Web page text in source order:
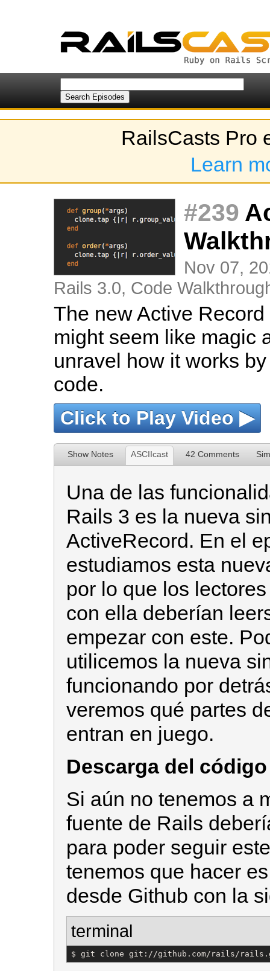
RailsCasts Pro
Learn
#239
Nov 07,
Rails 3.0, Code
The new Active
might seem like magic
unravel how it works
code.
Click to Play Video ▶
Show Notes ASCIIcast 42 Comments
Una de las
Rails 3 es la nueva
ActiveRecord. En el
estudiamos esta
por lo que los
con ella deberían
empezar con este.
utilicemos la nueva
funcionando por
veremos qué partes
entran en juego.
Descarga del
Si aún no tenemos a
fuente de Rails
para poder seguir
tenemos que hacer
desde Github con la
terminal
$ git clone git://github.com/rails/